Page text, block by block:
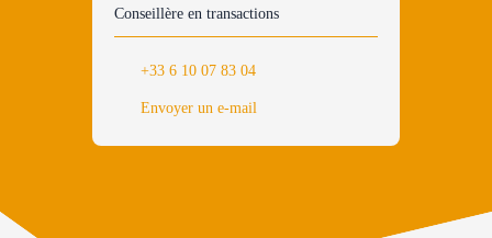
Conseillère en transactions
+33 6 10 07 83 04
Envoyer un e-mail